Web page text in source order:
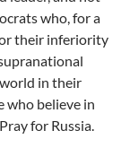
who, for a
their inferiority
in their
who believe in
for Russia.